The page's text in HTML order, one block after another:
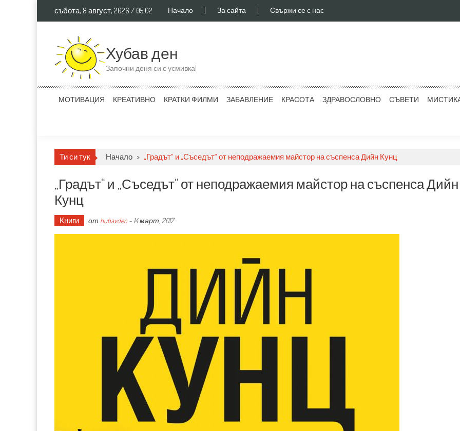
Skip to content
събота, 8 август, 2026 / 05:02 Начало За сайта Свържи се с нас
Хубав ден
Започни деня си с усмивка!
МОТИВАЦИЯ КРЕАТИВНО КРАТКИ ФИЛМИ ЗАБАВЛЕНИЕ КРАСОТА ЗДРАВОСЛОВНО СЪВЕТИ
Ти си тук Начало > „Градът“ и „Съседът“ от неподражаемия майстор на съспенса Дийн Кунц
„Градът“ и „Съседът“ от неподражаемия майстор на съспенса Дийн
Кунц
Книги от hubavden - 14 март, 2017